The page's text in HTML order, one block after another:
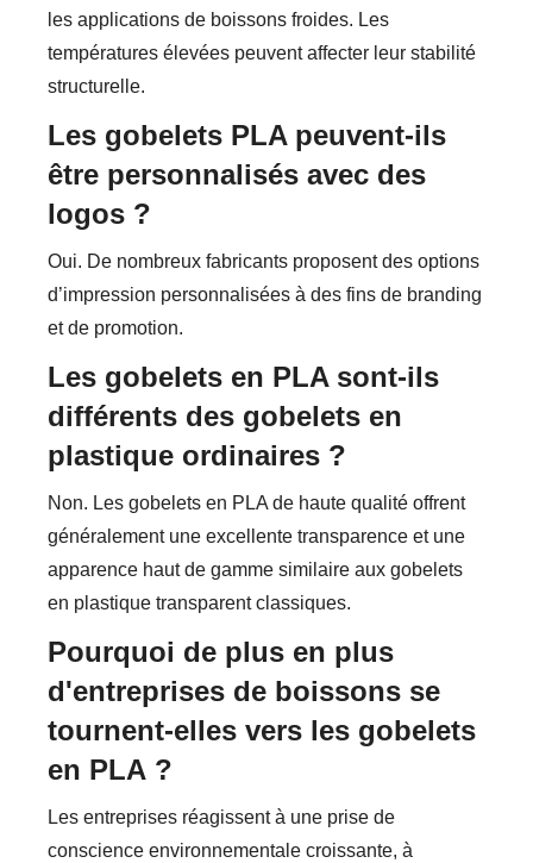
les applications de boissons froides. Les
températures élevées peuvent affecter leur stabilité
structurelle.
Les gobelets PLA peuvent-ils
être personnalisés avec des
logos ?
Oui. De nombreux fabricants proposent des options
d’impression personnalisées à des fins de branding
et de promotion.
Les gobelets en PLA sont-ils
différents des gobelets en
plastique ordinaires ?
Non. Les gobelets en PLA de haute qualité offrent
généralement une excellente transparence et une
apparence haut de gamme similaire aux gobelets
en plastique transparent classiques.
Pourquoi de plus en plus
d'entreprises de boissons se
tournent-elles vers les gobelets
en PLA ?
Les entreprises réagissent à une prise de
conscience environnementale croissante, à